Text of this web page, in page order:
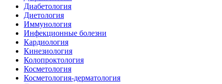
Диабетология
Диетология
Иммунология
Инфекционные болезни
Кардиология
Кинезиология
Колопроктология
Косметология
Косметология-дерматология